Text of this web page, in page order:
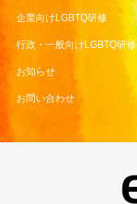
企業向けLGBTQ研修
行政・一般向けLGBTQ研修
お知らせ
お問い合わせ